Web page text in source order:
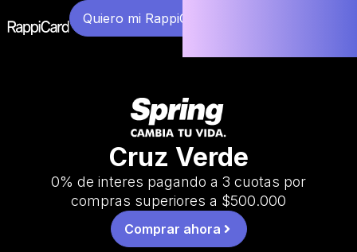
Quiero mi RappiCard
Cruz Verde
0% de interes pagando a 3 cuotas por
compras superiores a $500.000
Comprar ahora